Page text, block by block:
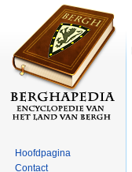
Hoofdpagina
Contact